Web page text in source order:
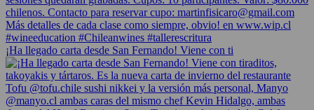
¡Ha llegado carta desde San Fernando! Viene con ti